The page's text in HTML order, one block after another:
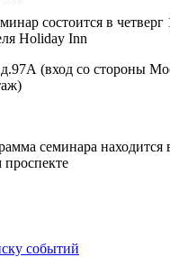
состоится в четверг
Holiday Inn
(вход со стороны
семинара находится
проспекте
событий